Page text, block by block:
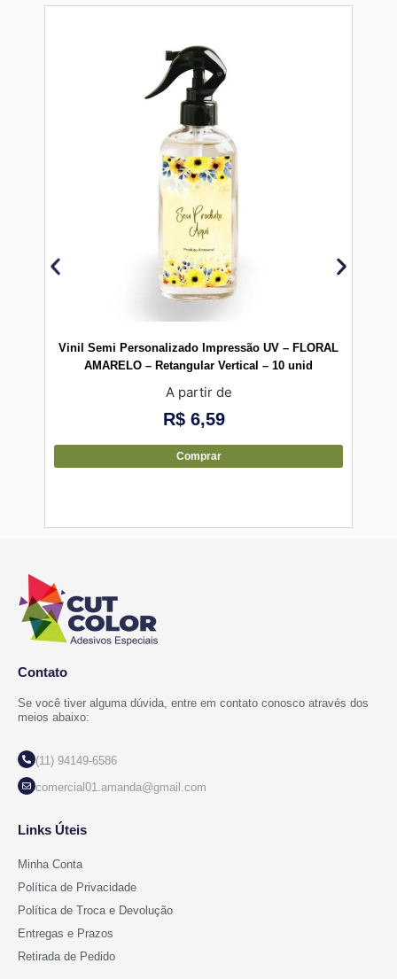
Vinil Semi Personalizado Impressão UV – FLORAL
AMARELO – Retangular Vertical – 10 unid
A partir de
R$ 6,59
Comprar
Contato
Se você tiver alguma dúvida, entre em contato conosco através dos
meios abaixo:
(11) 94149-6586
comercial01.amanda@gmail.com
Links Úteis
Minha Conta
Política de Privacidade
Política de Troca e Devolução
Entregas e Prazos
Retirada de Pedido